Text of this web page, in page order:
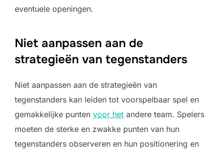
eventuele openingen.
Niet aanpassen aan de
strategieën van tegenstanders
Niet aanpassen aan de strategieën van
tegenstanders kan leiden tot voorspelbaar spel en
gemakkelijke punten voor het andere team. Spelers
moeten de sterke en zwakke punten van hun
tegenstanders observeren en hun positionering en